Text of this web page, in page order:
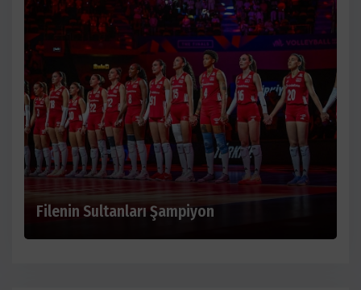
Antalyaspor’a 52 milyon TL’lik